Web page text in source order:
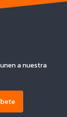
a nuestra